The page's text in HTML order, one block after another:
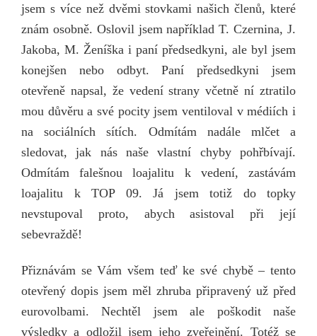
jsem s více než dvěmi stovkami našich členů, které
znám osobně. Oslovil jsem například T. Czernina, J.
Jakoba, M. Ženíška i paní předsedkyni, ale byl jsem
konejšen nebo odbyt. Paní předsedkyni jsem
otevřeně napsal, že vedení strany včetně ní ztratilo
mou důvěru a své pocity jsem ventiloval v médiích i
na sociálních sítích. Odmítám nadále mlčet a
sledovat, jak nás naše vlastní chyby pohřbívají.
Odmítám falešnou loajalitu k vedení, zastávám
loajalitu k TOP 09. Já jsem totiž do topky
nevstupoval proto, abych asistoval při její
sebevraždě!
Přiznávám se Vám všem teď ke své chybě – tento
otevřený dopis jsem měl zhruba připravený už před
eurovolbami. Nechtěl jsem ale poškodit naše
výsledky a odložil jsem jeho zveřejnění. Totéž se